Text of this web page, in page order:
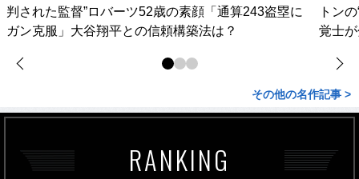
判された監督”ロバーツ52歳の素顔「通算243盗塁に
ガン克服」大谷翔平との信頼構築法は？
トン
覚士
その他の名作記事 >
RANKING